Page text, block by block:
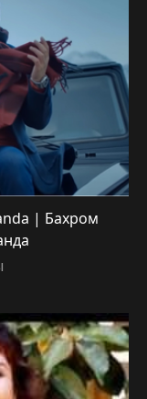
| Бахром